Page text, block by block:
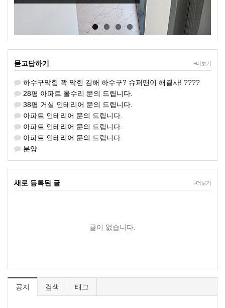
+더보기
묻고답하기
하수구막힘 꽉 막힌 김해 하수구? 슈퍼맨이 해결사! ????
28평 아파트 올수리 문의 드립니다.
38평 거실 인테리어 문의 드립니다.
아파트 인테리어 문의 드립니다.
아파트 인테리어 문의 드립니다.
아파트 인테리어 문의 드립니다.
분양
+더보기
새로 등록된 글
글이 없습니다.
공지 검색 태그